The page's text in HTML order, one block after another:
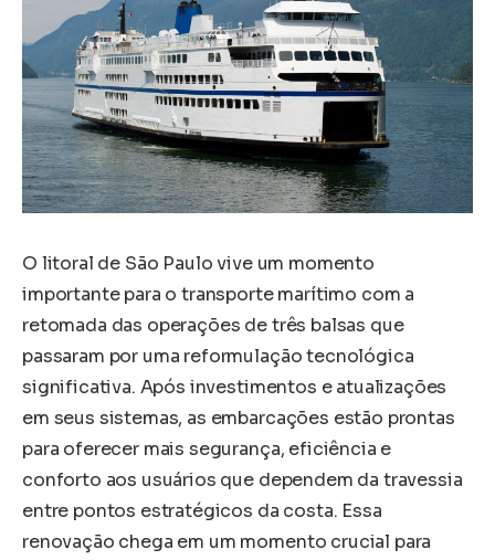
O litoral de São Paulo vive um momento
importante para o transporte marítimo com a
retomada das operações de três balsas que
passaram por uma reformulação tecnológica
significativa. Após investimentos e atualizações
em seus sistemas, as embarcações estão prontas
para oferecer mais segurança, eficiência e
conforto aos usuários que dependem da travessia
entre pontos estratégicos da costa. Essa
renovação chega em um momento crucial para